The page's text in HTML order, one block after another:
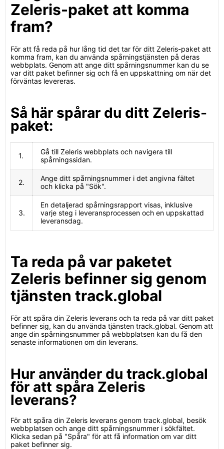
Zeleris-paket att komma
fram?
För att få reda på hur lång tid det tar för ditt Zeleris-paket att
komma fram, kan du använda spårningstjänsten på deras
webbplats. Genom att ange ditt spårningsnummer kan du se
var ditt paket befinner sig och få en uppskattning om när det
förväntas levereras.
Så här spårar du ditt Zeleris-
paket:
1.
Gå till Zeleris webbplats och navigera till
spårningssidan.
2.
Ange ditt spårningsnummer i det angivna fältet
och klicka på "Sök".
3.
En detaljerad spårningsrapport visas, inklusive
varje steg i leveransprocessen och en uppskattad
leveransdag.
Ta reda på var paketet
Zeleris befinner sig genom
tjänsten track.global
För att spåra din Zeleris leverans och ta reda på var ditt paket
befinner sig, kan du använda tjänsten track.global. Genom att
ange din spårningsnummer på webbplatsen kan du få den
senaste informationen om din leverans.
Hur använder du track.global
för att spåra Zeleris
leverans?
För att spåra din Zeleris leverans genom track.global, besök
webbplatsen och ange ditt spårningsnummer i sökfältet.
Klicka sedan på "Spåra" för att få information om var ditt
paket befinner sig.